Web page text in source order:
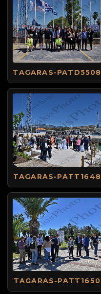
TAGARAS-PATD5508
TAGARAS-PATT1648
TAGARAS-PATT1650